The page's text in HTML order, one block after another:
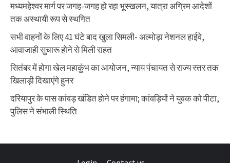
मध्यमहेश्वर मार्ग पर जगह-जगह हो रहा भूस्खलन, यात्रा अग्रिम आदेशों
तक अस्थायी रूप से स्थगित
सभी वाहनों के लिए 41 घंटे बाद खुला सिमली- अल्मोड़ा नेशनल हाईवे,
आवाजाही सुचारू होने से मिली राहत
सितंबर में होगा खेल महाकुंभ का आयोजन, न्याय पंचायत से राज्य स्तर तक
खिलाड़ी दिखाएंगे हुनर
दरियापुर के पास कांवड़ खंडित होने पर हंगामा; कांवड़ियों ने युवक को पीटा,
पुलिस ने संभाली स्थिति